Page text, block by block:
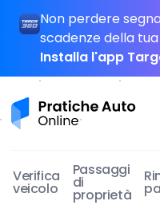
Non perdere
scadenze della
Installa l'app
Pratiche Auto Online
Verifica
veicolo
Passaggi
di
proprietà